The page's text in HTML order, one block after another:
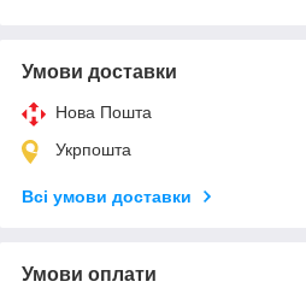
Умови доставки
Нова Пошта
Укрпошта
Всі умови доставки
Умови оплати